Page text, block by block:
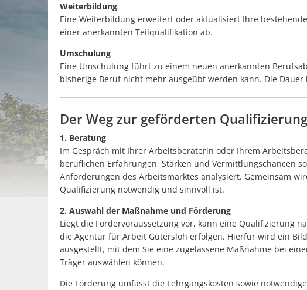
Weiterbildung
Eine Weiterbildung erweitert oder aktualisiert Ihre
einer anerkannten Teilqualifikation ab.
Umschulung
Eine Umschulung führt zu einem neuen anerkannten
bisherige Beruf nicht mehr ausgeübt werden kann. Die
Der Weg zur geförderten Qualifizierung
1. Beratung
Im Gespräch mit Ihrer Arbeitsberaterin oder Ihrem
beruflichen Erfahrungen, Stärken und Vermittlungschancen
Anforderungen des Arbeitsmarktes analysiert. Gemeinsam
Qualifizierung notwendig und sinnvoll ist.
2. Auswahl der Maßnahme und Förderung
Liegt die Fördervoraussetzung vor, kann eine Qualifizierung
die Agentur für Arbeit Gütersloh erfolgen. Hierfür wird ein
ausgestellt, mit dem Sie eine zugelassene Maßnahme bei
Träger auswählen können.
Die Förderung umfasst die Lehrgangskosten sowie